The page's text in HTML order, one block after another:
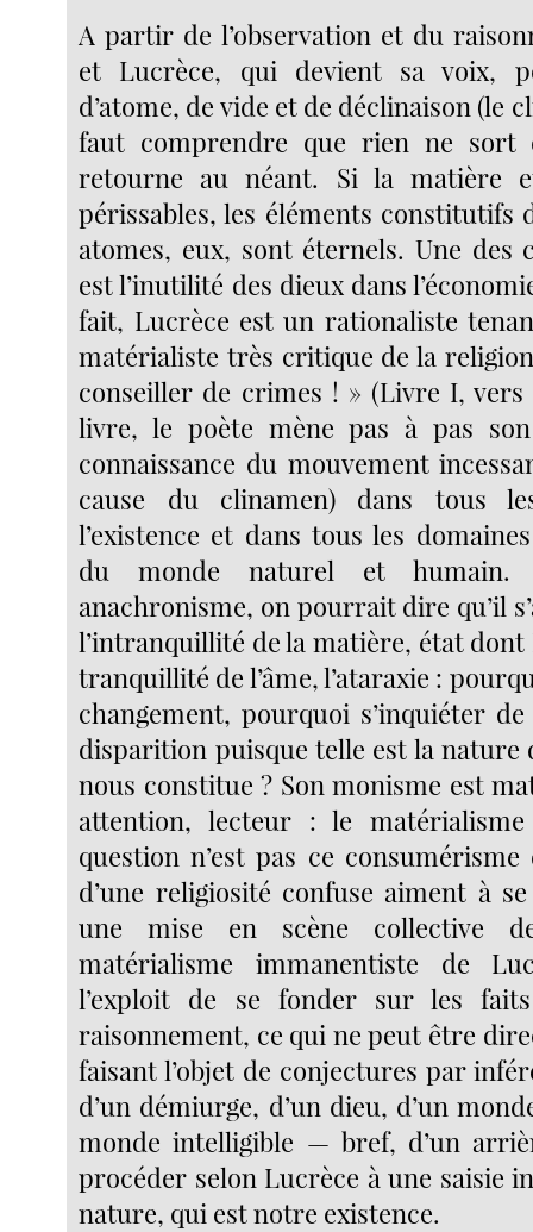
A partir de l’observation et du
et Lucrèce, qui devient sa voix,
d’atome, de vide et de déclinaison (le
faut comprendre que rien ne
retourne au néant. Si la matière
périssables, les éléments constitutifs
atomes, eux, sont éternels. Une des
est l’inutilité des dieux dans
fait, Lucrèce est un rationaliste
matérialiste très critique de la
conseiller de crimes ! » (Livre I, vers
livre, le poète mène pas à pas
connaissance du mouvement
cause du clinamen) dans tous
l’existence et dans tous les
du monde naturel et humain.
anachronisme, on pourrait dire qu’il
l’intranquillité de la matière, état
tranquillité de l’âme, l’ataraxie :
changement, pourquoi s’inquiéter
disparition puisque telle est la nature
nous constitue ? Son monisme est
attention, lecteur : le
question n’est pas ce
d’une religiosité confuse aiment à
une mise en scène collective
matérialisme immanentiste de
l’exploit de se fonder sur les
raisonnement, ce qui ne peut être
faisant l’objet de conjectures par
d’un démiurge, d’un dieu, d’un
monde intelligible — bref, d’un
procéder selon Lucrèce à une saisie
nature, qui est notre existence.